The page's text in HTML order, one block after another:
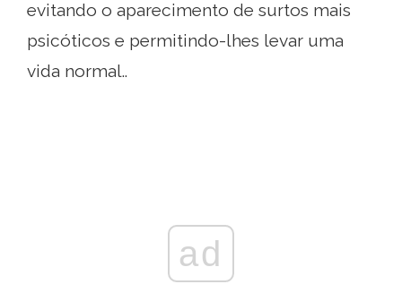
evitando o aparecimento de surtos mais
psicóticos e permitindo-lhes levar uma
vida normal..
ad